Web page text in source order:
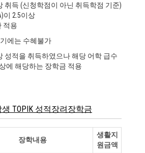
취득 (신청학점이 아닌 취득학점 기준)
이 2.5이상
적용
에는 수혜불가
성적을 취득하였으나 해당 어학 급수
에 해당하는 장학금 적용
TOPIK 성적장려장학금
장학내용
생활지
원금액